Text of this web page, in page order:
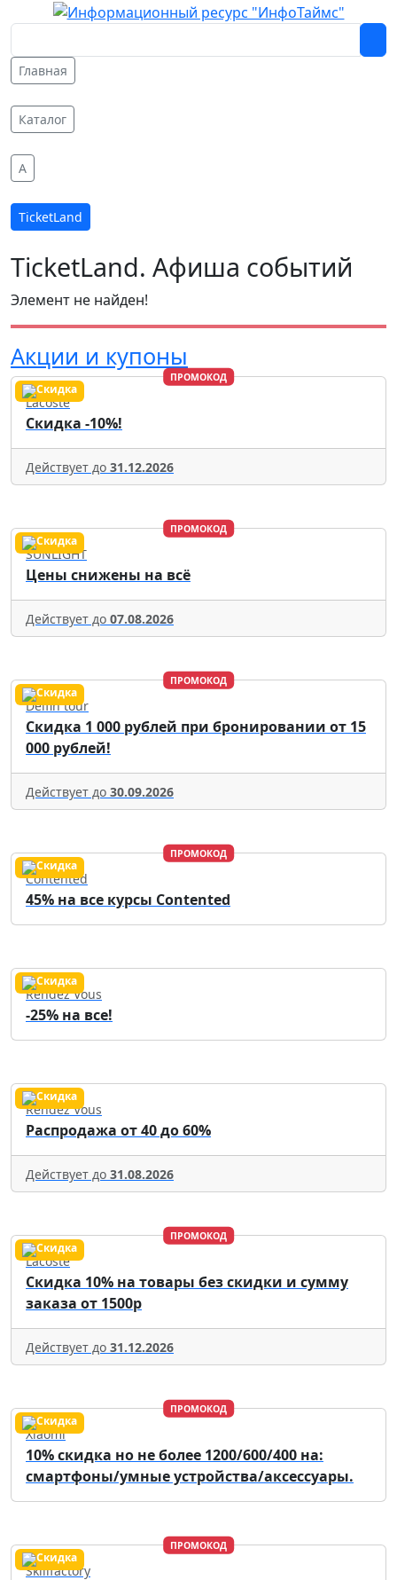
Главная
Каталог
A
TicketLand
TicketLand. Афиша событий
Элемент не найден!
Акции и купоны
ПРОМОКОД
Lacoste
Скидка -10%!
Действует до 31.12.2026
ПРОМОКОД
SUNLIGHT
Цены снижены на всё
Действует до 07.08.2026
ПРОМОКОД
Delfin tour
Скидка 1 000 рублей при бронировании от 15
000 рублей!
Действует до 30.09.2026
ПРОМОКОД
Contented
45% на все курсы Contented
Rendez Vous
-25% на все!
Rendez Vous
Распродажа от 40 до 60%
Действует до 31.08.2026
ПРОМОКОД
Lacoste
Скидка 10% на товары без скидки и сумму
заказа от 1500р
Действует до 31.12.2026
ПРОМОКОД
Xiaomi
10% скидка но не более 1200/600/400 на:
смартфоны/умные устройства/аксессуары.
ПРОМОКОД
Skillfactory